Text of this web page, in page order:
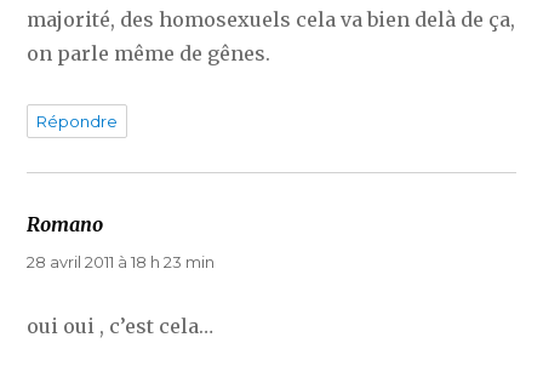
majorité, des homosexuels cela va bien delà de ça,
on parle même de gênes.
Répondre
Romano
28 avril 2011 à 18 h 23 min
oui oui , c’est cela…